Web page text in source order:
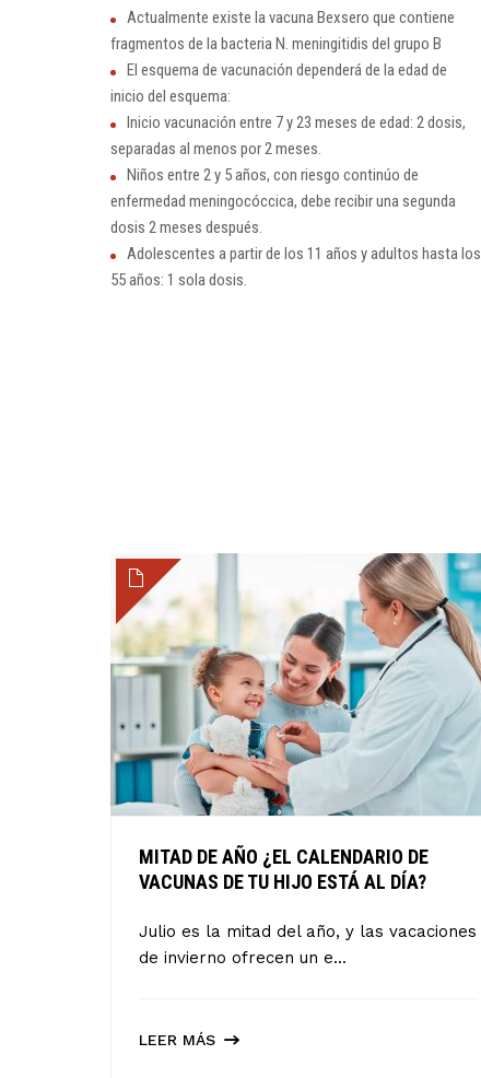
Actualmente existe la vacuna Bexsero que contiene
fragmentos de la bacteria N. meningitidis del grupo B
El esquema de vacunación dependerá de la edad de
inicio del esquema:
Inicio vacunación entre 7 y 23 meses de edad: 2 dosis,
separadas al menos por 2 meses.
Niños entre 2 y 5 años, con riesgo continúo de
enfermedad meningocóccica, debe recibir una segunda
dosis 2 meses después.
Adolescentes a partir de los 11 años y adultos hasta los
55 años: 1 sola dosis.
MITAD DE AÑO ¿EL CALENDARIO DE
VACUNAS DE TU HIJO ESTÁ AL DÍA?
Julio es la mitad del año, y las vacaciones
de invierno ofrecen un e...
LEER MÁS